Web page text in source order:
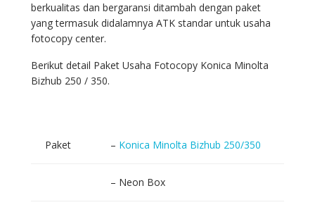
berkualitas dan bergaransi ditambah dengan paket
yang termasuk didalamnya ATK standar untuk usaha
fotocopy center.
Berikut detail Paket Usaha Fotocopy Konica Minolta
Bizhub 250 / 350.
Paket – Konica Minolta Bizhub 250/350
– Neon Box